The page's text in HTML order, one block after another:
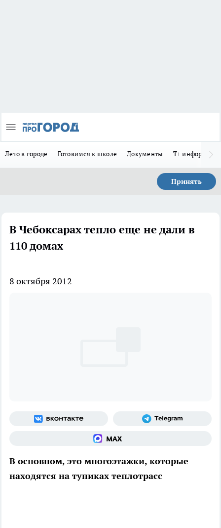
Лето в городе Готовимся к школе Документы Т+
Принять
В Чебоксарах тепло еще не дали в
110 домах
8 октября 2012
В основном, это многоэтажки, которые
находятся на тупиках теплотрасс